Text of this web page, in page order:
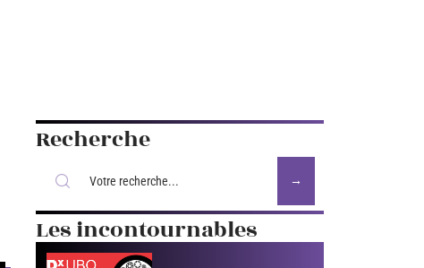
Recherche
Les incontournables